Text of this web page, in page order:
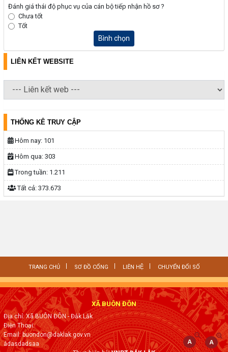
Đánh giá thái độ phục vụ của cán bộ tiếp nhận hồ sơ ?
Chưa tốt
Tốt
Bình chọn
LIÊN KẾT WEBSITE
THỐNG KÊ TRUY CẬP
Hôm nay: 101
Hôm qua: 303
Trong tuần: 1.211
Tất cả: 373.673
TRANG CHỦ SƠ ĐỒ CỔNG LIÊN HỆ CHUYỂN ĐỔI SỐ
XÃ BUÔN ĐÔN
Địa chỉ: Xã BUÔN ĐÔN - Đắk Lắk
Điện Thoại:
Email: buondon@daklak.gov.vn
ádasdadsaa